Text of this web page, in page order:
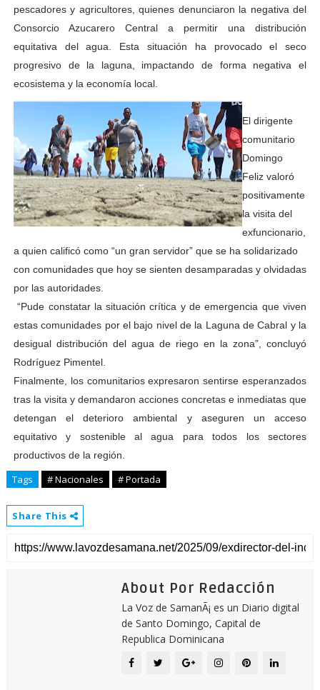
pescadores y agricultores, quienes denunciaron la negativa del
Consorcio Azucarero Central a permitir una distribución
equitativa del agua. Esta situación ha provocado el seco
progresivo de la laguna, impactando de forma negativa el
ecosistema y la economía local.
El dirigente
comunitario
Domingo
Feliz valoró
positivamente
la visita del
exfuncionario,
a quien calificó como “un gran servidor” que se ha solidarizado
con comunidades que hoy se sienten desamparadas y olvidadas
por las autoridades.
“Pude constatar la situación crítica y de emergencia que viven
estas comunidades por el bajo nivel de la Laguna de Cabral y la
desigual distribución del agua de riego en la zona”, concluyó
Rodríguez Pimentel.
Finalmente, los comunitarios expresaron sentirse esperanzados
tras la visita y demandaron acciones concretas e inmediatas que
detengan el deterioro ambiental y aseguren un acceso
equitativo y sostenible al agua para todos los sectores
productivos de la región.
Tags # Nacionales # Portada
Share This
About Por Redacción
La Voz de SamanÃ¡ es un Diario digital
de Santo Domingo, Capital de
Republica Dominicana